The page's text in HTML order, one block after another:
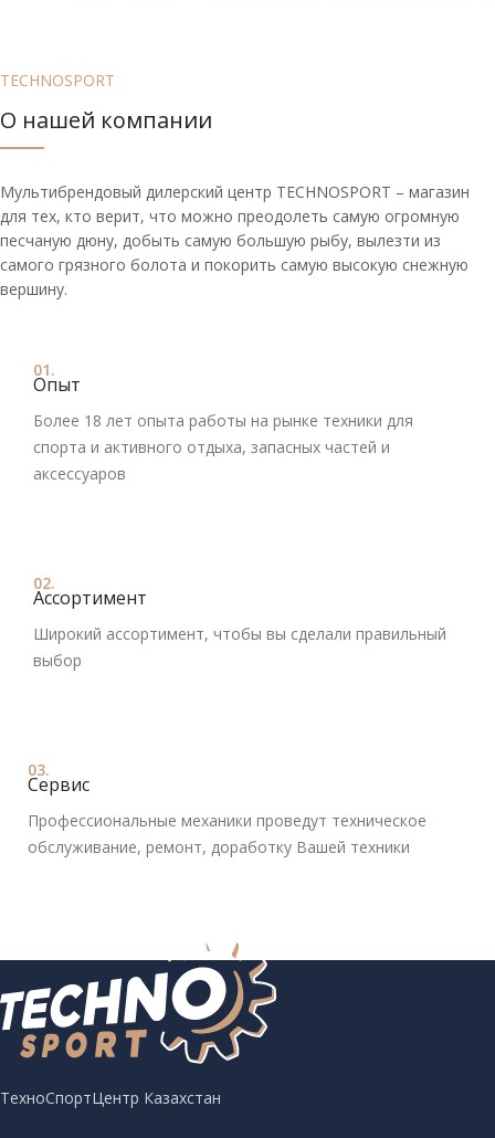
TECHNOSPORT
О нашей компании
Мультибрендовый дилерский центр TECHNOSPORT – магазин
для тех, кто верит, что можно преодолеть самую огромную
песчаную дюну, добыть самую большую рыбу, вылезти из
самого грязного болота и покорить самую высокую снежную
вершину.
01.
Опыт
Более 18 лет опыта работы на рынке техники для
спорта и активного отдыха, запасных частей и
аксессуаров
02.
Ассортимент
Широкий ассортимент, чтобы вы сделали правильный
выбор
03.
Сервис
Профессиональные механики проведут техническое
обслуживание, ремонт, доработку Вашей техники
ТехноСпортЦентр Казахстан